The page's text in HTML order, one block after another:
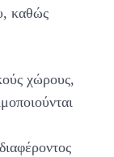
καθώς
χώρους,